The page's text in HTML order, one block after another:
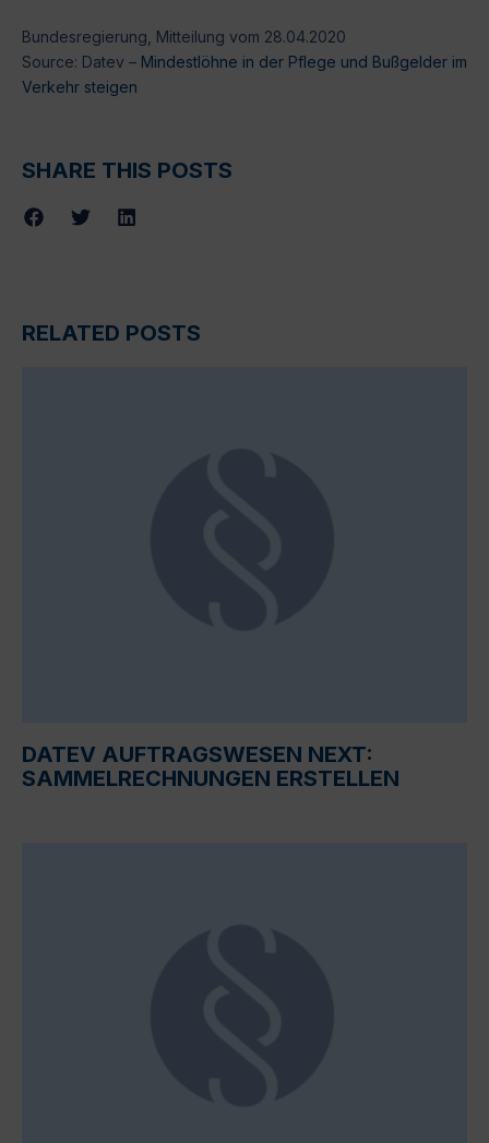
Bundesregierung, Mitteilung vom 28.04.2020
Source: Datev – Mindestlöhne in der Pflege und Bußgelder im
Verkehr steigen
SHARE THIS POSTS
RELATED POSTS
DATEV AUFTRAGSWESEN NEXT:
SAMMELRECHNUNGEN ERSTELLEN